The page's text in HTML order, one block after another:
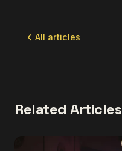
All articles
Related Articles